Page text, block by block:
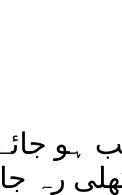
ہو جائے
رہ